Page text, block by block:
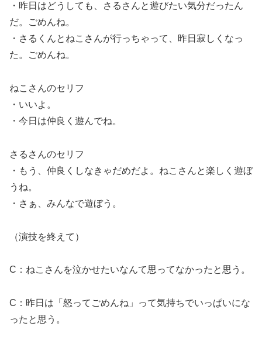
・昨日はどうしても、さるさんと遊びたい気分だったん
だ。ごめんね。
・さるくんとねこさんが行っちゃって、昨日寂しくなっ
た。ごめんね。
ねこさんのセリフ
・いいよ。
・今日は仲良く遊んでね。
さるさんのセリフ
・もう、仲良くしなきゃだめだよ。ねこさんと楽しく遊ぼ
うね。
・さぁ、みんなで遊ぼう。
（演技を終えて）
C：ねこさんを泣かせたいなんて思ってなかったと思う。
C：昨日は「怒ってごめんね」って気持ちでいっぱいにな
ったと思う。